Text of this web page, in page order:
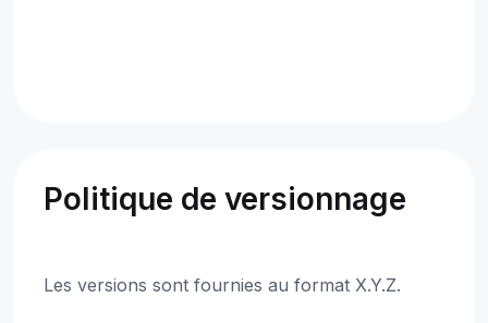
Politique de versionnage
Les versions sont fournies au format X.Y.Z.